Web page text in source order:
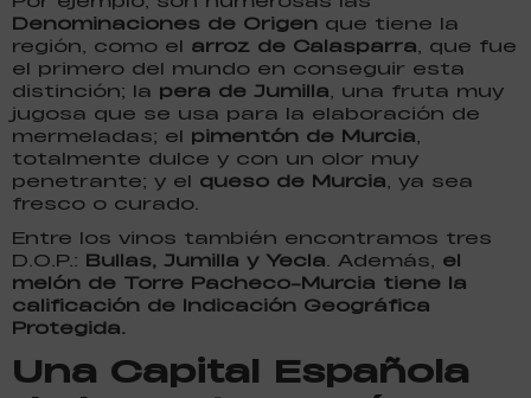
Denominaciones de Origen que tiene la
región, como el arroz de Calasparra, que fue
el primero del mundo en conseguir esta
distinción; la pera de Jumilla, una fruta muy
jugosa que se usa para la elaboración de
mermeladas; el pimentón de Murcia,
totalmente dulce y con un olor muy
penetrante; y el queso de Murcia, ya sea
fresco o curado.
Entre los vinos también encontramos tres
D.O.P.: Bullas, Jumilla y Yecla. Además, el
melón de Torre Pacheco-Murcia tiene la
calificación de Indicación Geográfica
Protegida.
Una Capital Española